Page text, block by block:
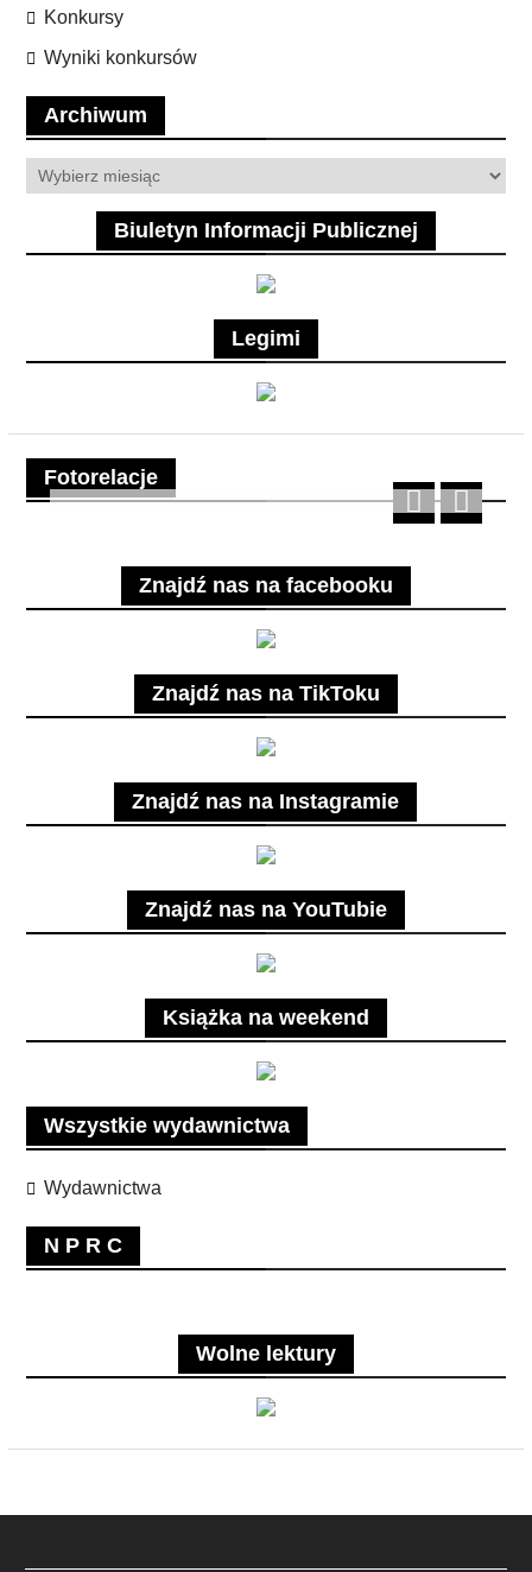
Konkursy
Wyniki konkursów
Archiwum
Archiwum
Biuletyn Informacji Publicznej
Legimi
Fotorelacje
Znajdź nas na facebooku
Znajdź nas na TikToku
Znajdź nas na Instagramie
Znajdź nas na YouTubie
Książka na weekend
Wszystkie wydawnictwa
Wydawnictwa
N P R C
Wolne lektury